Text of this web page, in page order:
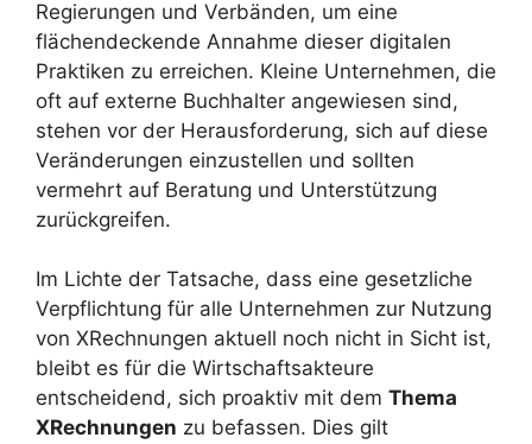
Regierungen und Verbänden, um eine
flächendeckende Annahme dieser digitalen
Praktiken zu erreichen. Kleine Unternehmen, die
oft auf externe Buchhalter angewiesen sind,
stehen vor der Herausforderung, sich auf diese
Veränderungen einzustellen und sollten
vermehrt auf Beratung und Unterstützung
zurückgreifen.
Im Lichte der Tatsache, dass eine gesetzliche
Verpflichtung für alle Unternehmen zur Nutzung
von XRechnungen aktuell noch nicht in Sicht ist,
bleibt es für die Wirtschaftsakteure
entscheidend, sich proaktiv mit dem Thema
XRechnungen zu befassen. Dies gilt